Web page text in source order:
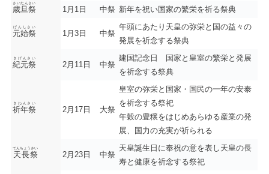
歳旦祭
さいたんさい
1月1日 中祭 新年を祝い国家の繁栄を祈る祭典
元始祭
げんしさい
1月3日 中祭
年頭にあたり天皇の弥栄と国の益々の
発展を祈念する祭典
紀元祭
きげんさい
2月11日 中祭
建国記念日 国家と皇室の繁栄と発展
を祈念する祭典
祈年祭
きねんさい
2月17日 大祭
皇室の弥栄と国家・国民の一年の安泰
を祈念する祭祀
年穀の豊穣をはじめあらゆる産業の発
展、国力の充実が祈られる
天長祭
てんちょうさい
2月23日 中祭
天皇誕生日に奉祝の意を表し天皇の長
寿と健康を祈念する祭祀